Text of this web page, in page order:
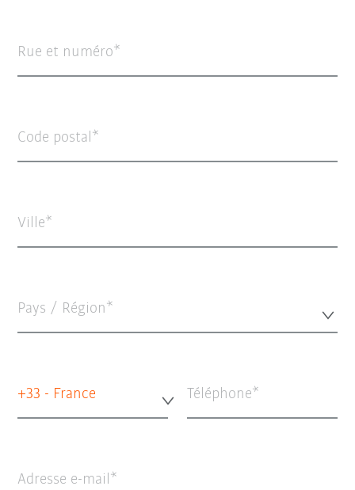
Rue et numéro
Code postal
Ville
Pays / Région*
+33 - France Téléphone
Adresse e-mail